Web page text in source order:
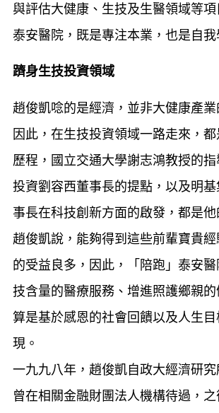
與評估大健康、生技及生醫領域等項
泰安醫院，既是專注本業，也是自我
躋身生技投資領域
趙俊凱唸的是經濟，並非大健康產業
因此，在生技投資領域一路走來，
歷程，國立交通大學謝志鴻教授的
投資劉容西董事長的提點，以及明
事長在科技創新方面的啟發，都是他
趙俊凱說，能夠得到這些前輩寶貴
的受益良多，因此，「陪跑」泰安
技含量的醫療服務、增進照護鄉親
算是基於感恩的社會回饋以及人生
現。
一九九八年，趙俊凱自政大經濟研究
曾在相關金融財團法人機構待過，